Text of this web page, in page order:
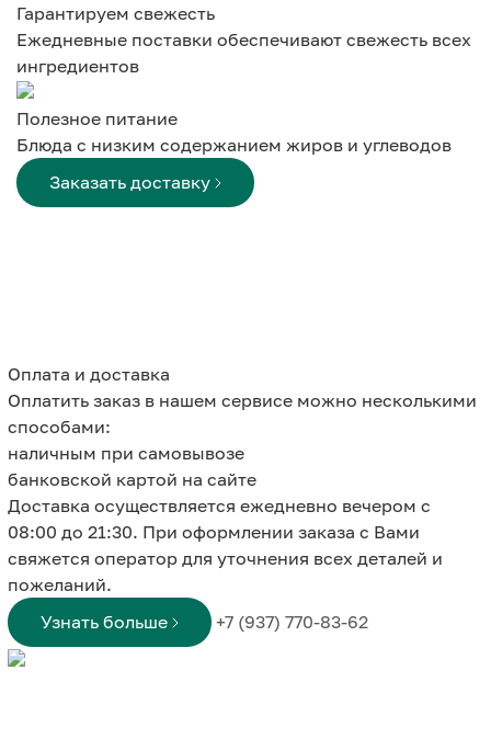
Гарантируем свежесть
Ежедневные поставки обеспечивают свежесть всех
ингредиентов
Полезное питание
Блюда с низким содержанием жиров и углеводов
Заказать доставку
Оплата и доставка
Оплатить заказ в нашем сервисе можно несколькими
способами:
наличным при самовывозе
банковской картой на сайте
Доставка осуществляется ежедневно вечером с
08:00 до 21:30. При оформлении заказа с Вами
свяжется оператор для уточнения всех деталей и
пожеланий.
Узнать больше
+7 (937) 770-83-62